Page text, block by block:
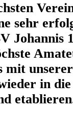
sehr
Johannis
in